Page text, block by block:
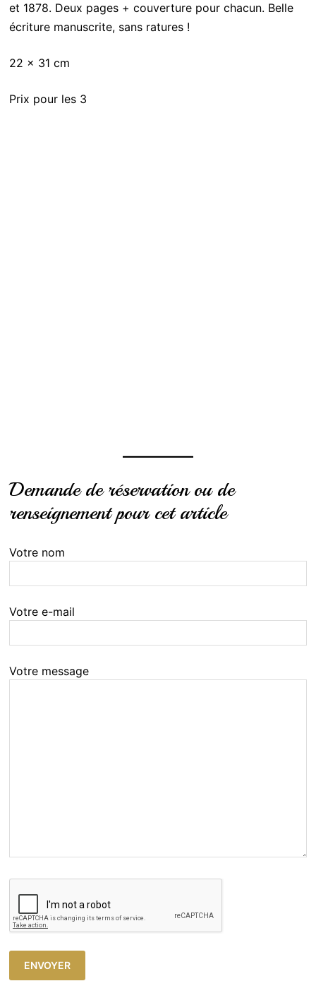
et 1878. Deux pages + couverture pour chacun. Belle
écriture manuscrite, sans ratures !
22 x 31 cm
Prix pour les 3
Demande de réservation ou de
renseignement pour cet article
Votre nom
Votre e-mail
Votre message